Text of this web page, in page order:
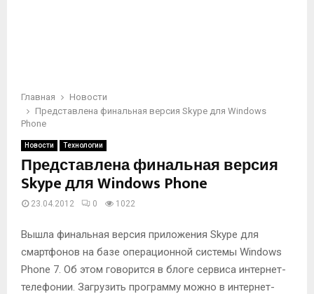
Главная
Новости
Представлена финальная версия Skype для Windows
Phone
Новости Технологии
Представлена финальная версия
Skype для Windows Phone
23.04.2012 0 1022
Вышла финальная версия приложения Skype для
смартфонов на базе операционной системы Windows
Phone 7. Об этом говорится в блоге сервиса интернет-
телефонии. Загрузить программу можно в интернет-